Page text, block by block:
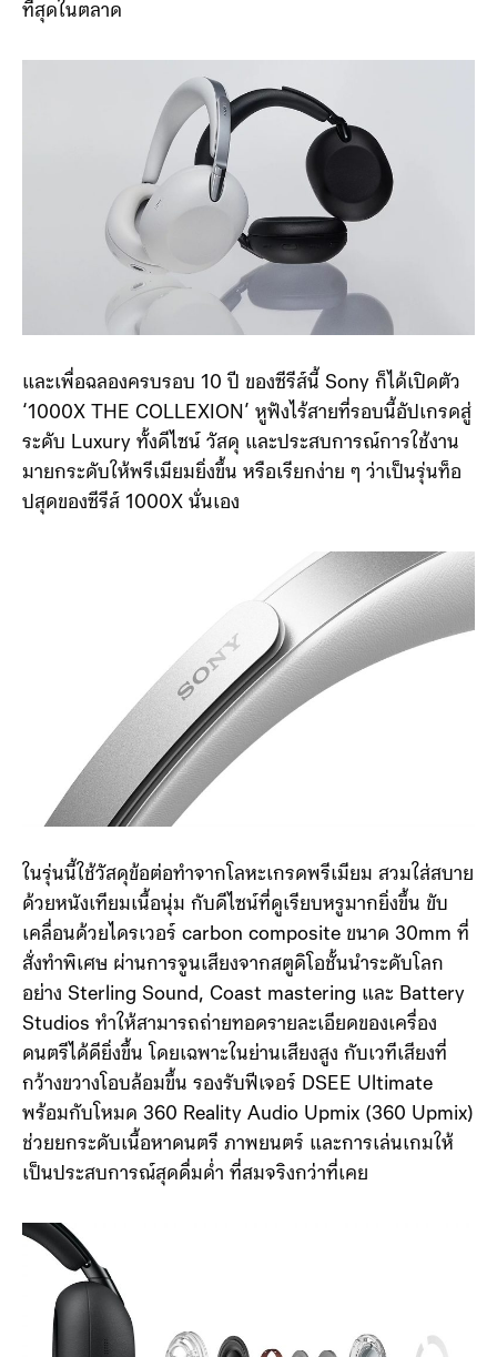
และความสบายในการสวมใส่ จนทำให้ซีรีส์ 1000X กลาย
และเพื่อฉลองครบรอบ 10 ปี ของซีรีส์นี้ Sony ก็ได้เปิดตัว
‘1000X THE COLLEXION’ หูฟังไร้สายที่รอบนี้อัปเกรดสู่
ระดับ Luxury ทั้งดีไซน์ วัสดุ และประสบการณ์การใช้งาน
ในรุ่นนี้ใช้วัสดุข้อต่อทำจากโลหะเกรดพรีเมียม สวมใส่สบาย
ด้วยหนังเทียมเนื้อนุ่ม กับดีไซน์ที่ดูเรียบหรูมากยิ่งขึ้น ขับ
เคลื่อนด้วยไดรเวอร์ carbon composite ขนาด 30mm ที่
สั่งทำพิเศษ ผ่านการจูนเสียงจากสตูดิโอชั้นนำระดับโลก
อย่าง Sterling Sound, Coast mastering และ Battery
Studios ทำให้สามารถถ่ายทอดรายละเอียดของเครื่อง
ดนตรีได้ดียิ่งขึ้น โดยเฉพาะในย่านเสียงสูง กับเวทีเสียงที่
กว้างขวางโอบล้อมขึ้น รองรับฟีเจอร์ DSEE Ultimate
พร้อมกับโหมด 360 Reality Audio Upmix (360 Upmix)
เป็นประสบการณ์สุดดื่มด่ำ ที่สมจริงกว่าที่เคย